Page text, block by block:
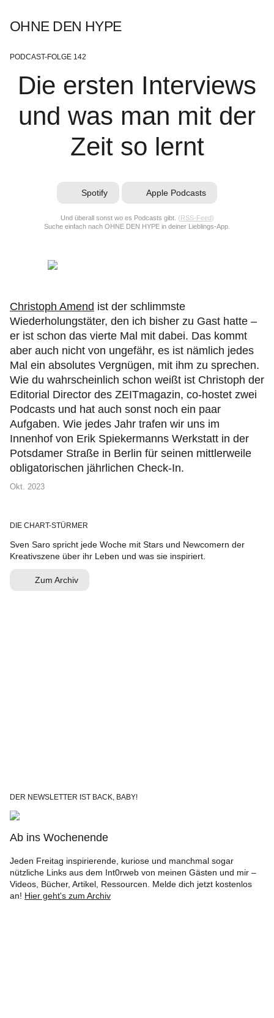
OHNE DEN HYPE
PODCAST-FOLGE 142
Die ersten Interviews
und was man mit der
Zeit so lernt
Spotify Apple Podcasts
Und überall sonst wo es Podcasts gibt. ( RSS-Feed)
Suche einfach nach OHNE DEN HYPE in deiner Lieblings-App.
Christoph Amend ist der schlimmste
Wiederholungstäter, den ich bisher zu Gast hatte –
er ist schon das vierte Mal mit dabei. Das kommt
aber auch nicht von ungefähr, es ist nämlich jedes
Mal ein absolutes Vergnügen, mit ihm zu sprechen.
Wie du wahrscheinlich schon weißt ist Christoph der
Editorial Director des ZEITmagazin, co-hostet zwei
Podcasts und hat auch sonst noch ein paar
Aufgaben. Wie jedes Jahr trafen wir uns im
Innenhof von Erik Spiekermanns Werkstatt in der
Potsdamer Straße in Berlin für seinen mittlerweile
obligatorischen jährlichen Check-In.
Okt. 2023
DIE CHART-STÜRMER
Sven Saro spricht jede Woche mit Stars und Newcomern der
Kreativszene über ihr Leben und was sie inspiriert.
Zum Archiv
DER NEWSLETTER IST BACK, BABY!
Ab ins Wochenende
Jeden Freitag inspirierende, kuriose und manchmal sogar
nützliche Links aus dem Int0rweb von meinen Gästen und mir –
Videos, Bücher, Artikel, Ressourcen. Melde dich jetzt kostenlos
an! Hier geht's zum Archiv